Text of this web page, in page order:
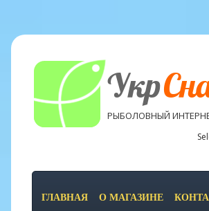
Укр
РЫБОЛОВНЫЙ
ГЛАВНАЯ О МАГАЗИНЕ